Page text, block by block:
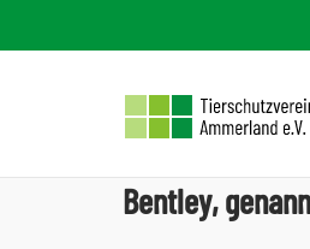
Bentley,